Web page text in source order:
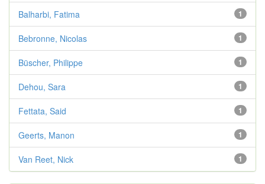
1
Balharbi, Fatima
1
Bebronne, Nicolas
1
Büscher, Philippe
1
Dehou, Sara
1
Fettata, Said
1
Geerts, Manon
1
Van Reet, Nick